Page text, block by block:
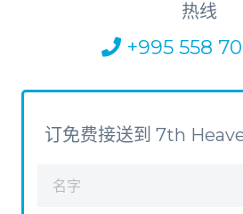
热线
+995 558
订免费接送到 7th